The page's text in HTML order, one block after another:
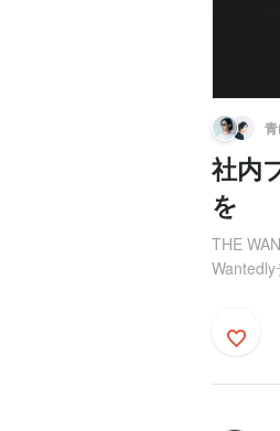
社内
を
THE